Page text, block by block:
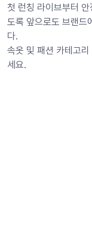
첫 런칭 라이브부터
도록 앞으로도 브랜드
다.
속옷 및 패션 카테고
세요.